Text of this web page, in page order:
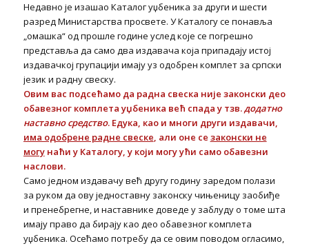
Недавно је изашао Каталог уџбеника за други и шести
разред Министарства просвете. У Каталогу се понавља
„омашка“ од прошле године услед које се погрешно
представља да само два издавача која припадају истој
издавачкој групацији имају уз одобрен комплет за српски
језик и радну свеску.
Овим вас подсећамо да радна свеска није законски део
обавезног комплета уџбеника већ спада у тзв.додатно
наставно средство. Едука, као и многи други издавачи,
има одобрене радне свеске, али оне се законски не
могунаћи у Каталогу, у који могу ући само обавезни
наслови.
Само једном издавачу већ другу годину заредом полази
за руком да ову једноставну законску чињеницу заобиђе
и пренебрегне, и наставнике доведе у заблуду о томе шта
имају право да бирају као део обавезног комплета
уџбеника. Осећамо потребу да се овим поводом огласимо,